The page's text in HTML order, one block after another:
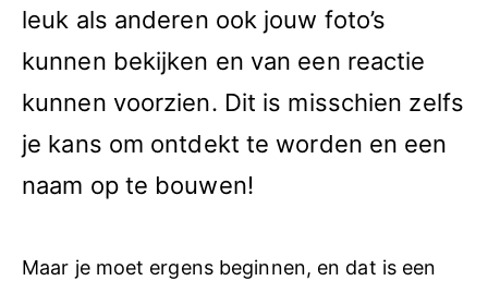
leuk als anderen ook jouw foto’s
kunnen bekijken en van een reactie
kunnen voorzien. Dit is misschien zelfs
je kans om ontdekt te worden en een
naam op te bouwen!
Maar je moet ergens beginnen, en dat is een